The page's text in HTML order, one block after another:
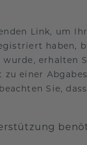
Link, um
haben,
erhalten
zu einer
Sie,